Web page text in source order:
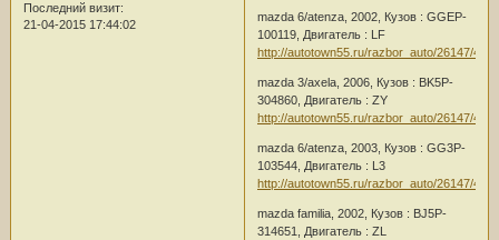
Последний визит:
21-04-2015 17:44:02
mazda 6/atenza, 2002, Кузов : GGEP-
100119, Двигатель : LF
http://autotown55.ru/razbor_auto/26147/
mazda 3/axela, 2006, Кузов : BK5P-
304860, Двигатель : ZY
http://autotown55.ru/razbor_auto/26147/
mazda 6/atenza, 2003, Кузов : GG3P-
103544, Двигатель : L3
http://autotown55.ru/razbor_auto/26147/
mazda familia, 2002, Кузов : BJ5P-
314651, Двигатель : ZL